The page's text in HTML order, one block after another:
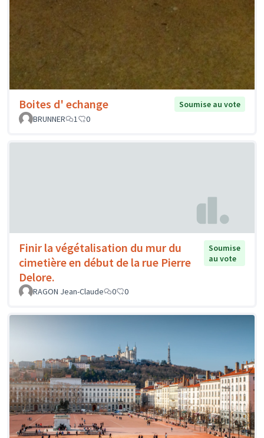
Boites d' echange
Soumise au vote
BRUNNER
1 0
Finir la végétalisation du mur du
cimetière en début de la rue Pierre
Delore.
Soumise
au vote
RAGON Jean-Claude 0 0